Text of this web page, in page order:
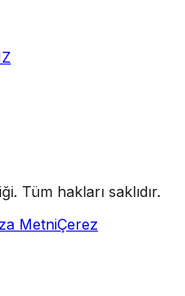
. Tüm hakları saklıdır.
MetniÇerez